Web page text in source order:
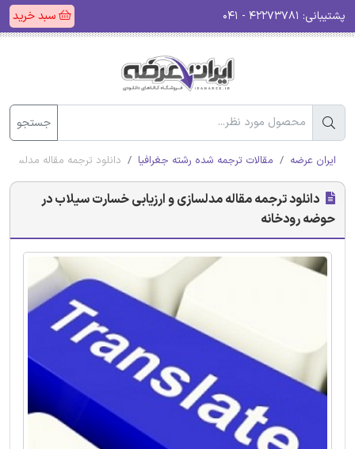
پشتیبانی: سبد خرید
جستجو
ایران عرضه مقالات ترجمه شده رشته جغرافیا دانلود ترجمه مقاله
دانلود ترجمه مقاله مدلسازی و ارزیابی خسارت سیلاب در
حوضه رودخانه